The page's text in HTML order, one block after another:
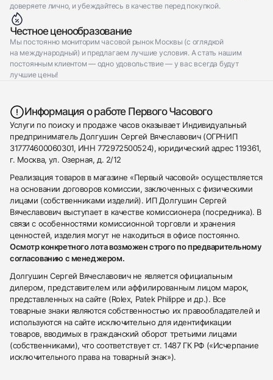
доверяете лично, и убеждайтесь в качестве перед покупкой.
Честное ценообразование
Мы постоянно мониторим часовой рынок Москвы (с оглядкой
на международный) и предлагаем лучшие условия. А стать нашим
постоянным клиентом — одно удовольствие — у вас всегда будут
лучшие цены!
Информация о работе Первого Часового
Услуги по поиску и продаже часов оказывает Индивидуальный
предприниматель Долгушин Сергей Вячеславович (ОГРНИП
317774600060301, ИНН 772972500524), юридический адрес 119361,
г. Москва, ул. Озерная, д. 2/12
Реализация товаров в магазине «Первый часовой» осуществляется
на основании договоров комиссии, заключенных с физическими
лицами (собственниками изделий). ИП Долгушин Сергей
Вячеславович выступает в качестве комиссионера (посредника). В
связи с особенностями комиссионной торговли и хранения
ценностей, изделия могут не находиться в офисе постоянно.
Осмотр конкретного лота возможен строго по предварительному
согласованию с менеджером.
Долгушин Сергей Вячеславович не является официальным
дилером, представителем или аффилированным лицом марок,
представленных на сайте (Rolex, Patek Philippe и др.). Все
товарные знаки являются собственностью их правообладателей и
используются на сайте исключительно для идентификации
товаров, вводимых в гражданский оборот третьими лицами
(собственниками), что соответствует ст. 1487 ГК РФ («Исчерпание
исключительного права на товарный знак»).